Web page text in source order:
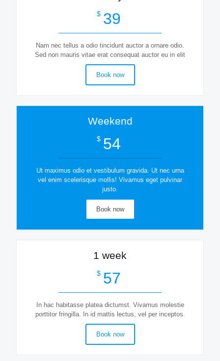
$ 39
Nam nec tellus a odio tincidunt auctor a ornare odio.
Sed non mauris vitae erat consequat auctor eu in elit
Book now
Weekend
$ 54
Ut maximus odio et vestibulum gravida. Ut nec urna
vel enim scelerisque mollis! Vivamus eget pulvinar
justo.
Book now
1 week
$ 57
In hac habitasse platea dictumst. Vivamus molestie
porttitor fringilla. In id mattis lectus, vel per inceptos.
Book now